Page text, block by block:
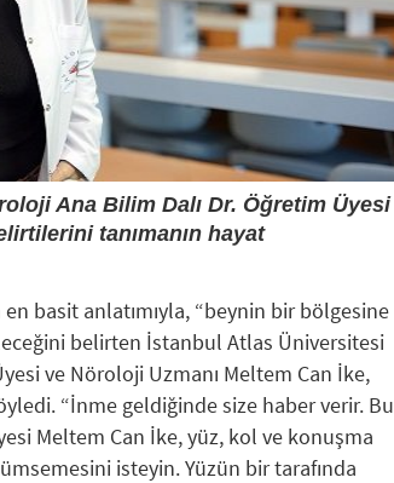
Ana Bilim Dalı Dr. Öğretim Üyesi
tanımanın hayat
basit anlatımıyla, “beynin bir bölgesine
belirten İstanbul Atlas Üniversitesi
ve Nöroloji Uzmanı Meltem Can İke,
“İnme geldiğinde size haber verir. Bu
Meltem Can İke, yüz, kol ve konuşma
isteyin. Yüzün bir tarafında